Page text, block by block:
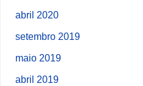
abril 2020
setembro 2019
maio 2019
abril 2019